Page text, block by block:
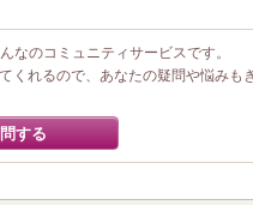
なのコミュニティサービスです。
くれるので、あなたの疑問や悩みも
する